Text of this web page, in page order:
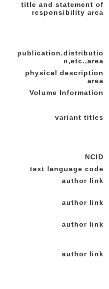
title and statement of
responsibility area
publication,distributio
n,etc.,area
physical description
area
Volume Information
variant titles
NCID
text language code
author link
author link
author link
author link